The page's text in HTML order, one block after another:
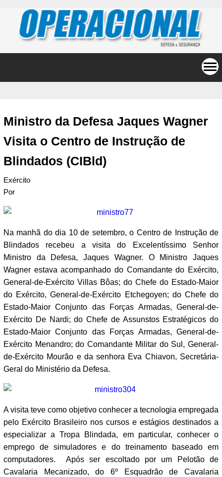
Ministro da Defesa Jaques Wagner
Visita o Centro de Instrução de
Blindados (CIBld)
Exército
Por
Na manhã do dia 10 de setembro, o Centro de Instrução de
Blindados recebeu a visita do Excelentíssimo Senhor
Ministro da Defesa, Jaques Wagner. O Ministro Jaques
Wagner estava acompanhado do Comandante do Exército,
General-de-Exército Villas Bôas; do Chefe do Estado-Maior
do Exército, General-de-Exército Etchegoyen; do Chefe do
Estado-Maior Conjunto das Forças Armadas, General-de-
Exército De Nardi; do Chefe de Assunstos Estratégicos do
Estado-Maior Conjunto das Forças Armadas, General-de-
Exército Menandro; do Comandante Militar do Sul, General-
de-Exército Mourão e da senhora Eva Chiavon, Secretária-
Geral do Ministério da Defesa.
A visita teve como objetivo conhecer a tecnologia empregada
pelo Exército Brasileiro nos cursos e estágios destinados a
especializar a Tropa Blindada, em particular, conhecer o
emprego de simuladores e do treinamento baseado em
computadores. Após ser escoltado por um Pelotão de
Cavalaria Mecanizado, do 6º Esquadrão de Cavalaria